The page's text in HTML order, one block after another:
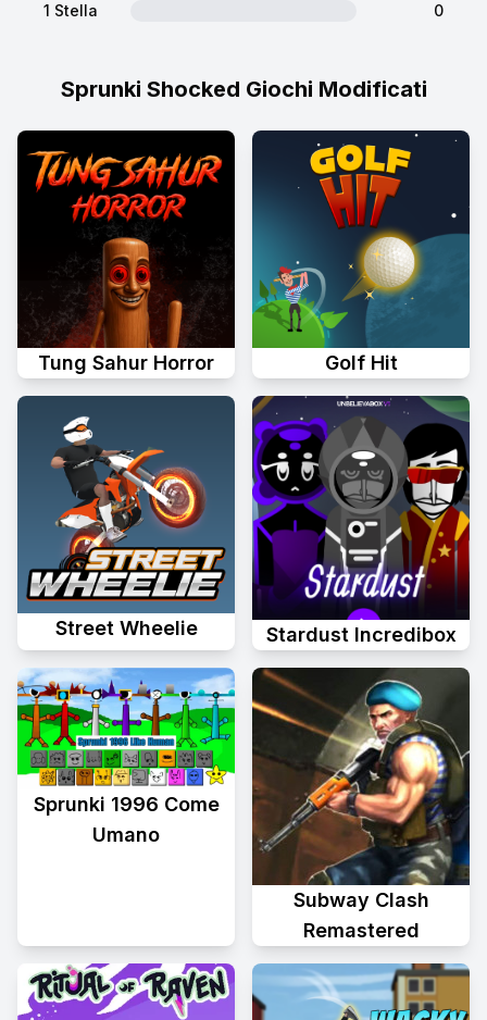
Sprunki Shocked Giochi Modificati
Tung Sahur Horror Golf Hit
Street Wheelie Stardust Incredibox
Sprunki 1996 Come
Umano
Subway Clash
Remastered
1 Stella
0